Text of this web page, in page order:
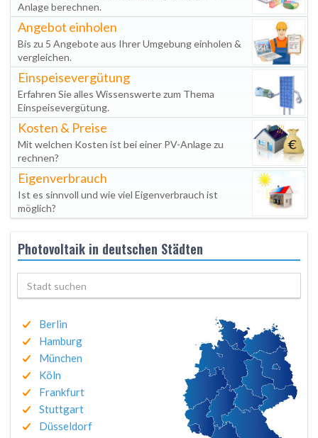
Anlage berechnen.
Angebot einholen
Bis zu 5 Angebote aus Ihrer Umgebung einholen &
vergleichen.
Einspeisevergütung
Erfahren Sie alles Wissenswerte zum Thema
Einspeisevergütung.
Kosten & Preise
Mit welchen Kosten ist bei einer PV-Anlage zu
rechnen?
Eigenverbrauch
Ist es sinnvoll und wie viel Eigenverbrauch ist
möglich?
Photovoltaik in deutschen Städten
Berlin
Hamburg
München
Köln
Frankfurt
Stuttgart
Düsseldorf